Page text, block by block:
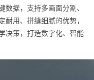
数据，支持多画面分割、
耐用、拼缝细腻的优势，
决策，打造数字化、智能